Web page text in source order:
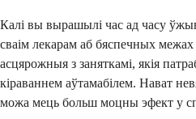
Калі вы вырашылі час ад часу
сваім лекарам аб бяспечных межах
асцярожныя з заняткамі, якія
кіраваннем аўтамабілем. Нават
можа мець больш моцны эфект у